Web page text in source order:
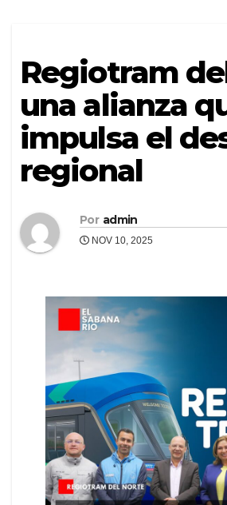
Regiotram
una alianza
impulsa el
regional
Por admin
NOV 10, 2025